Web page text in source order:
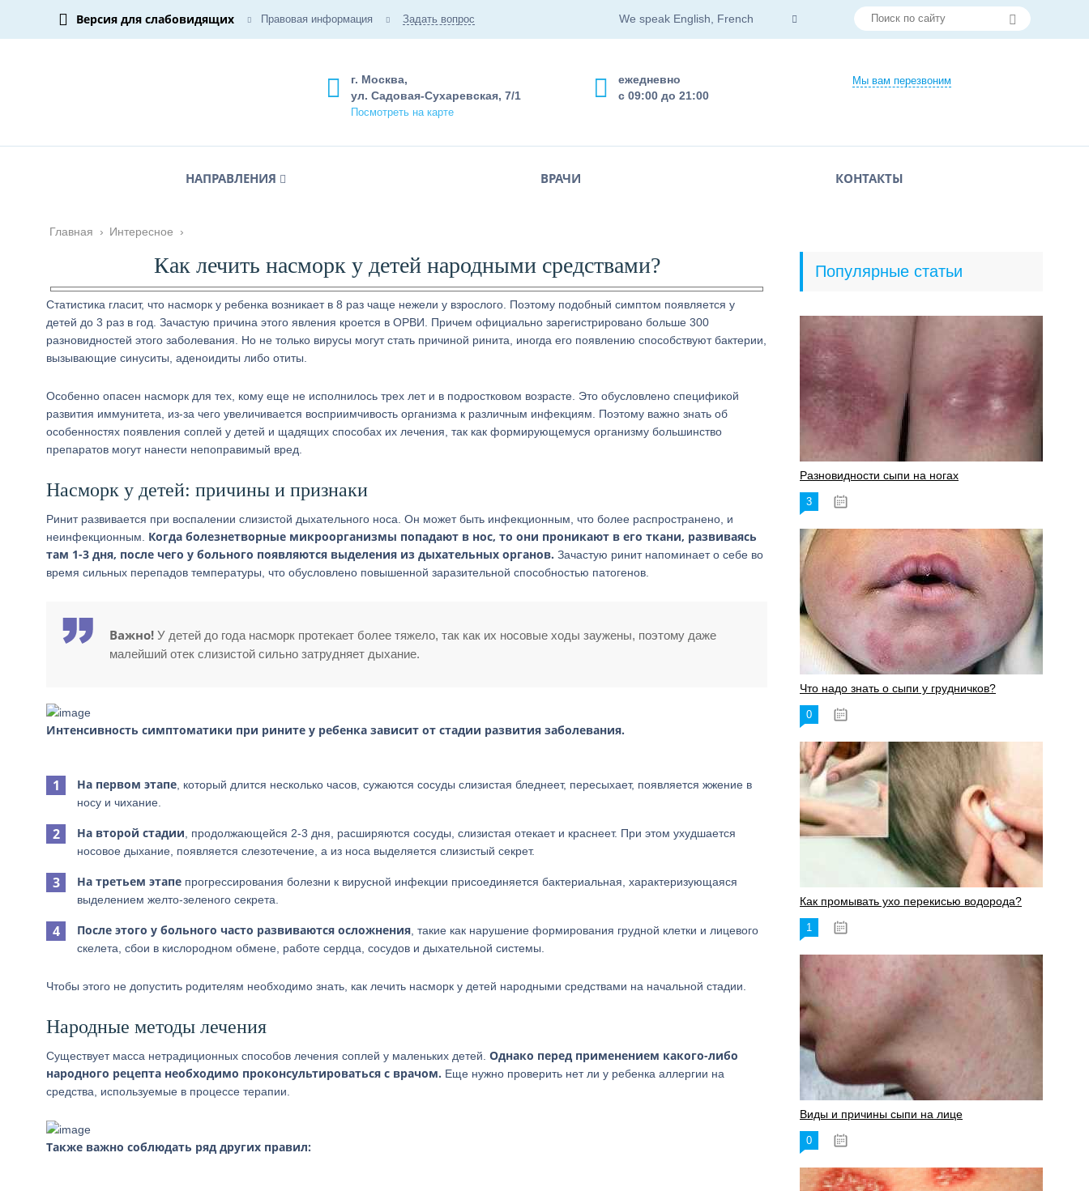
Версия для слабовидящих Правовая информация Задать вопрос We speak English, French
Мы вам перезвоним
ежедневно
с 09:00 до 21:00
г. Москва,
ул. Садовая-Сухаревская, 7/1
Посмотреть на карте
НАПРАВЛЕНИЯ ВРАЧИ КОНТАКТЫ
Главная › Интересное ›
Как лечить насморк у детей народными средствами?
Статистика гласит, что насморк у ребенка возникает в 8 раз чаще нежели у взрослого. Поэтому подобный симптом появляется у
детей до 3 раз в год. Зачастую причина этого явления кроется в ОРВИ. Причем официально зарегистрировано больше 300
разновидностей этого заболевания. Но не только вирусы могут стать причиной ринита, иногда его появлению способствуют бактерии,
вызывающие синуситы, аденоидиты либо отиты.
Особенно опасен насморк для тех, кому еще не исполнилось трех лет и в подростковом возрасте. Это обусловлено спецификой
развития иммунитета, из-за чего увеличивается восприимчивость организма к различным инфекциям. Поэтому важно знать об
особенностях появления соплей у детей и щадящих способах их лечения, так как формирующемуся организму большинство
препаратов могут нанести непоправимый вред.
Насморк у детей: причины и признаки
Ринит развивается при воспалении слизистой дыхательного носа. Он может быть инфекционным, что более распространено, и
неинфекционным. Когда болезнетворные микроорганизмы попадают в нос, то они проникают в его ткани, развиваясь
там 1-3 дня, после чего у больного появляются выделения из дыхательных органов. Зачастую ринит напоминает о себе во
время сильных перепадов температуры, что обусловлено повышенной заразительной способностью патогенов.
Важно! У детей до года насморк протекает более тяжело, так как их носовые ходы заужены, поэтому даже
малейший отек слизистой сильно затрудняет дыхание.
Интенсивность симптоматики при рините у ребенка зависит от стадии развития заболевания.
На первом этапе , который длится несколько часов, сужаются сосуды слизистая бледнеет, пересыхает, появляется жжение в
носу и чихание.
На второй стадии , продолжающейся 2-3 дня, расширяются сосуды, слизистая отекает и краснеет. При этом ухудшается
носовое дыхание, появляется слезотечение, а из носа выделяется слизистый секрет.
На третьем этапе прогрессирования болезни к вирусной инфекции присоединяется бактериальная, характеризующаяся
выделением желто-зеленого секрета.
После этого у больного часто развиваются осложнения , такие как нарушение формирования грудной клетки и лицевого
скелета, сбои в кислородном обмене, работе сердца, сосудов и дыхательной системы.
Чтобы этого не допустить родителям необходимо знать, как лечить насморк у детей народными средствами на начальной стадии.
Народные методы лечения
Существует масса нетрадиционных способов лечения соплей у маленьких детей. Однако перед применением какого-либо
народного рецепта необходимо проконсультироваться с врачом. Еще нужно проверить нет ли у ребенка аллергии на
средства, используемые в процессе терапии.
Также важно соблюдать ряд других правил:
Популярные статьи
Разновидности сыпи на ногах
3
Что надо знать о сыпи у грудничков?
0
Как промывать ухо перекисью водорода?
1
Виды и причины сыпи на лице
0